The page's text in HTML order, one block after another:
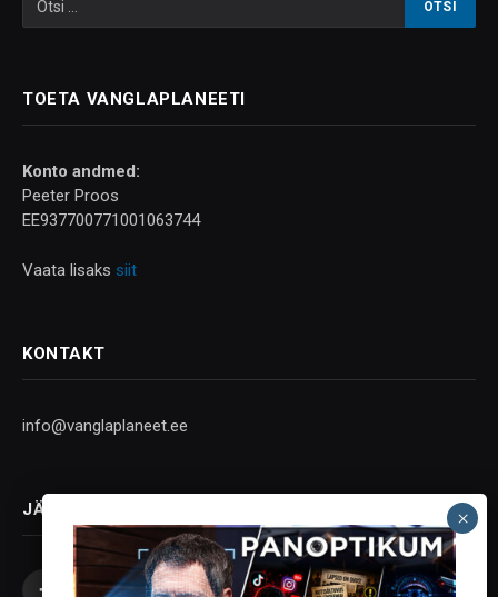
TOETA VANGLAPLANEETI
Konto andmed:
Peeter Proos
EE937700771001063744
Vaata lisaks siit
KONTAKT
info@vanglaplaneet.ee
JÄLGI SOTSIAALMEEDIAS